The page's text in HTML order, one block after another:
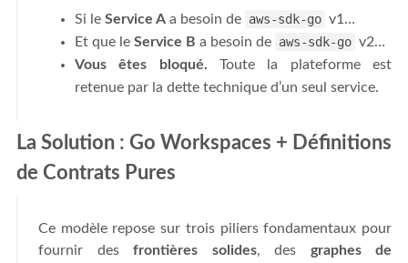
Si le Service A a besoin de aws-sdk-go v1…
Et que le Service B a besoin de aws-sdk-go v2…
Vous êtes bloqué. Toute la plateforme est
retenue par la dette technique d’un seul service.
La Solution : Go Workspaces + Définitions
de Contrats Pures
Ce modèle repose sur trois piliers fondamentaux pour
fournir des frontières solides, des graphes de